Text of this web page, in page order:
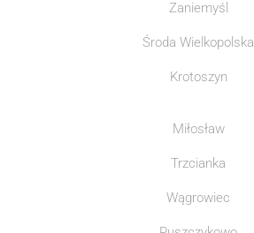
Zaniemyśl
Środa Wielkopolska
Krotoszyn
Miłosław
Trzcianka
Wągrowiec